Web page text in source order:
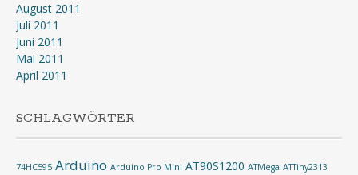
August 2011
Juli 2011
Juni 2011
Mai 2011
April 2011
SCHLAGWÖRTER
74HC595 Arduino Arduino Pro Mini AT90S1200 ATMega ATTiny2313